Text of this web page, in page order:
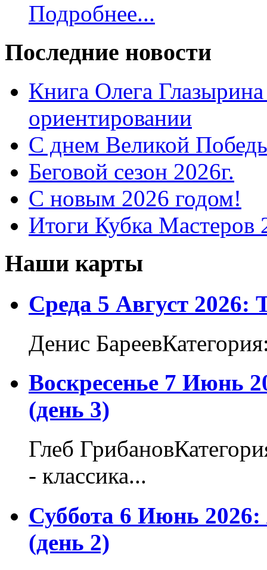
Подробнее...
Последние новости
Книга Олега
ориентировании
С днем Великой
Беговой сезон 2026г.
С новым 2026 годом!
Итоги Кубка Мастеров
Наши карты
Среда 5 Август 2026:
Денис
Воскресенье 7 Июнь
(день 3)
Глеб
- классика...
Суббота 6 Июнь
(день 2)